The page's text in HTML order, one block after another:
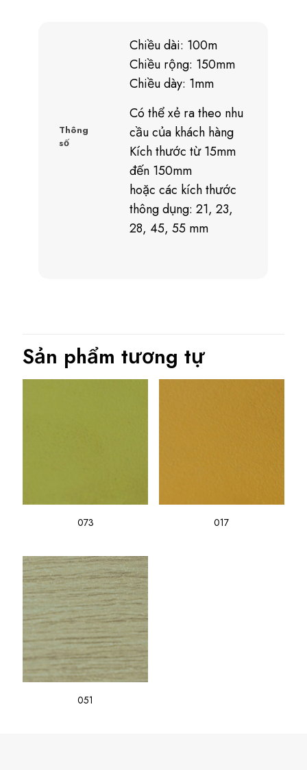
Thông
số
Chiều dài: 100m
Chiều rộng: 150mm
Chiều dày: 1mm
Có thể xẻ ra theo nhu
cầu của khách hàng
Kích thước từ 15mm
đến 150mm
hoặc các kích thước
thông dụng: 21, 23,
28, 45, 55 mm
Sản phẩm tương tự
073 017
051